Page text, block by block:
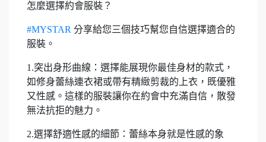
怎麼選擇約會服裝？
#MYSTAR 分享給您三個技巧幫您自信選擇適合的
服裝。
1.突出身形曲線：選擇能展現你最佳身材的款式，
如修身蕾絲連衣裙或帶有精緻剪裁的上衣，既優雅
又性感。這樣的服裝讓你在約會中充滿自信，散發
無法抗拒的魅力。
2.選擇舒適性感的細節：蕾絲本身就是性感的象